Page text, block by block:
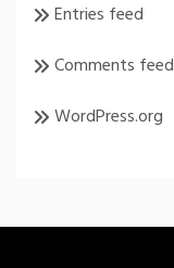
Entries feed
Comments feed
WordPress.org